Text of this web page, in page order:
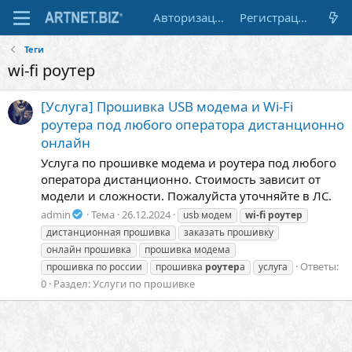
Авторизация Регистрация
Теги
wi-fi роутер
[Услуга] Прошивка USB модема и Wi-Fi
роутера под любого оператора дистанционно
онлайн
Услуга по прошивке модема и роутера под любого
оператора дистанционно. Стоимость зависит от
модели и сложности. Пожалуйста уточняйте в ЛС.
admin Тема 26.12.2024 usb модем wi-fi роутер
дистанционная прошивка
заказать прошивку
онлайн прошивка
прошивка модема
прошивка по россии
прошивка роутера услуга
Ответы:
0 Раздел:Услуги по прошивке